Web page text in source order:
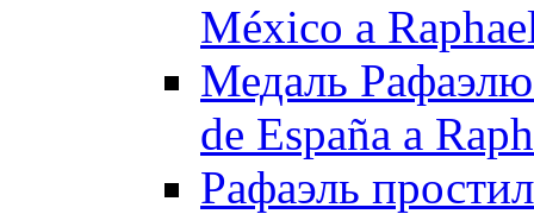
México a
Медаль
de España a
Рафаэль